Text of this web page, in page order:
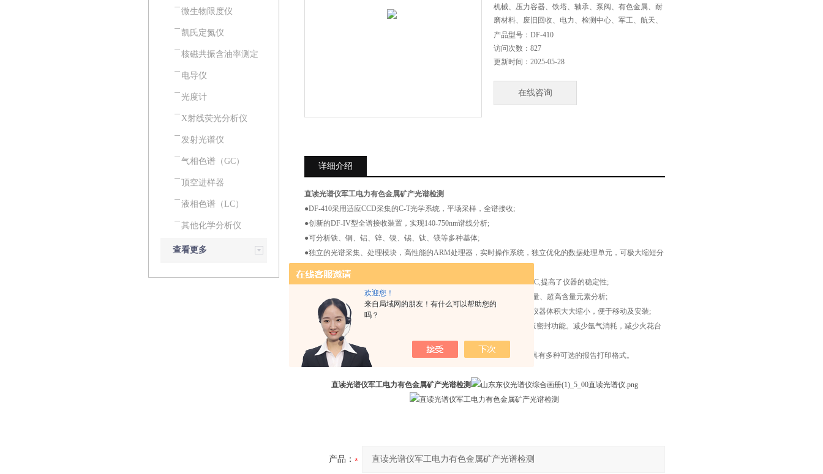
欢迎您！
来自局域网的朋友！有什么可以帮助您的
吗？
微生物限度仪
凯氏定氮仪
核磁共振含油率测定
仪 电导仪
光度计
X射线荧光分析仪
发射光谱仪
气相色谱（GC）
顶空进样器
液相色谱（LC）
其他化学分析仪
查看更多
机械、压力容器、铁塔、轴承、泵阀、有色金属、耐
磨材料、废旧回收、电力、检测中心、军工、航天、
大学、非晶材料、热处理等行业，能对各种金属材料
进行准确的化学成分定量分析。是金属材料质量成本
控制、新材料研究开发不可缺少的关键设备。
产品型号： DF-410
访问次数： 827
更新时间： 2025-05-28
在线咨询
详细介绍
直读光谱仪军工电力有色金属矿产光谱检测
●DF-410采用适应CCD采集的C-T光学系统，平场采样，全谱接收;
●创新的DF-IV型全谱接收装置，实现140-750nm谱线分析;
●可分析铁、铜、铝、锌、镍、锡、钛、镁等多种基体;
●独立的光谱采集、处理模块，高性能的ARM处理器，实时操作系统，独立优化的数据处理单元，可极大缩短分
●最新的第三代温度控制系统，大大降低了能耗，温度控制范围在士0.2°C,提高了仪器的稳定性;
●数字化光源DF II -E型的采用，扩大了元素的分析范围，满足微量、常量、超高含量元素分析;
●定制化平场光栅，减少CCD使用数量，提高了分析数据精度及稳定性,仪器体积大大缩小，便于移动及安装;
●革新的气路设计，增加了火花台积灰冲洗功能，主从气路可调，气路板密封功能。减少氩气消耗，减少火花台
积灰，大大缩短开机氩气氛围的建立时间;
●软件功能齐全、 数据显示灵活，可设置碳当量等各种伪元素显示，并具有多种可选的报告打印格式。
直读光谱仪军工电力有色金属矿产光谱检测
产品：